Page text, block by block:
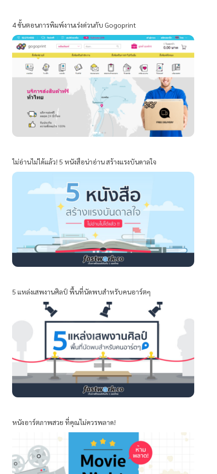
4 ขั้นตอนการพิมพ์งานเร่งด่วนกับ Gogoprint
ไม่อ่านไม่ได้แล้ว! 5 หนังสือน่าอ่าน สร้างแรงบันดาลใจ
5 แหล่งเสพงานศิลป์ พื้นที่นัดพบสำหรับคนอาร์ตๆ
หนังอาร์ตภาพสวย ที่คุณไม่ควรพลาด!